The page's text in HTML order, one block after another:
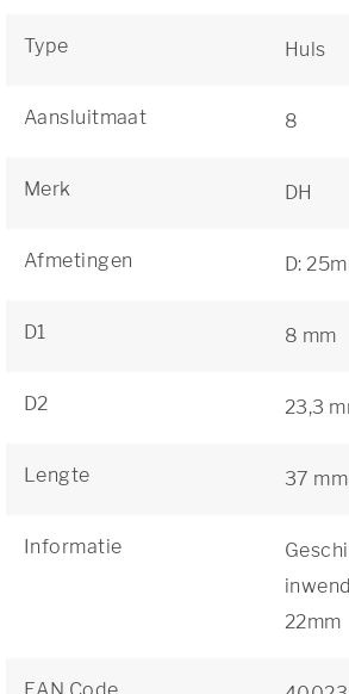
Type Huls
Aansluitmaat 8
Merk DH
Afmetingen D:
D1 8 mm
D2 23,3
Lengte 37 mm
Informatie
22mm